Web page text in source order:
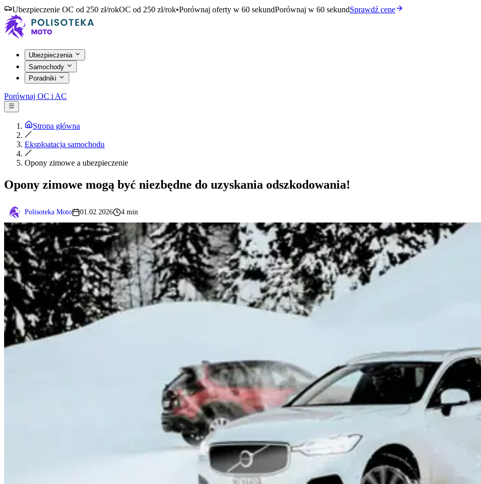
Ubezpieczenie OC od 250 zł/rokOC od 250 zł/rok•Porównaj oferty w 60 sekundPorównaj w 60 sekundSprawdź cenę
Ubezpieczenia
Samochody
Poradniki
Porównaj OC i AC
Strona główna
Eksploatacja samochodu
Opony zimowe a ubezpieczenie
Opony zimowe mogą być niezbędne do uzyskania odszkodowania!
Polisoteka Moto 01.02.2026 4 min